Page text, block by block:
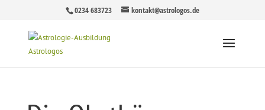
0234 683723 kontakt@astrologos.de